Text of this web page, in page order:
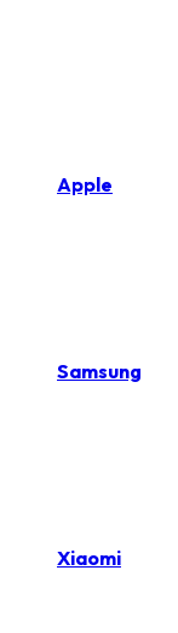
Apple
Samsung
Xiaomi